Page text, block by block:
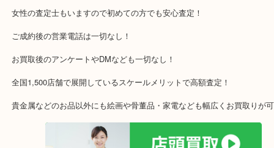
木津川市・精華町・宇治田原町
・当店特徴
アル・プラザ京田辺店の一階にあり！
ご成約後の営業電話は一切なし！